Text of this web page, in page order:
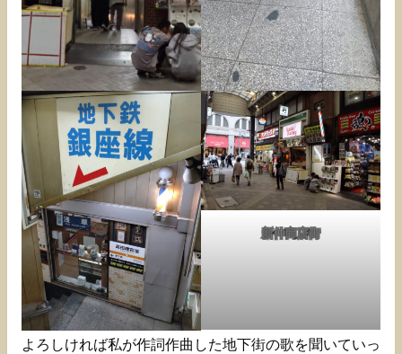
新仲商店街
よろしければ私が作詞作曲した地下街の歌を聞いていっ